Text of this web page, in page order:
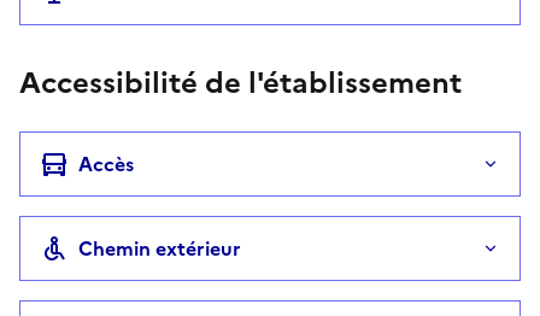
Accessibilité de l'établissement
Accès
Chemin extérieur